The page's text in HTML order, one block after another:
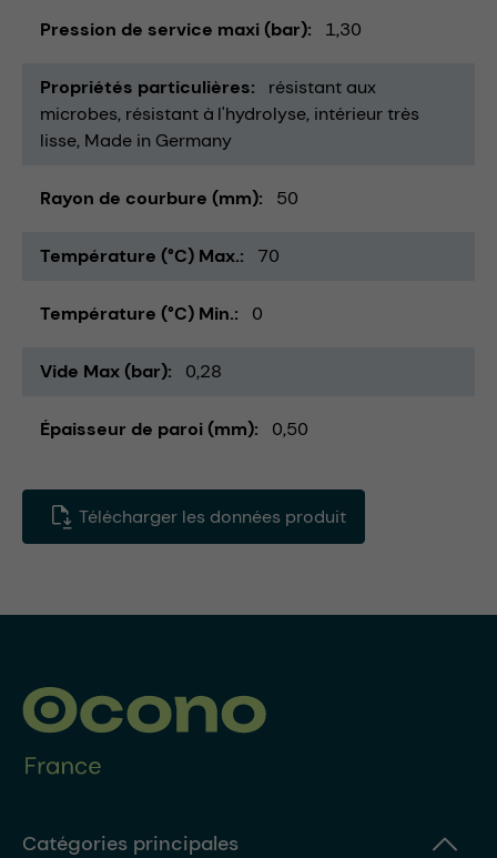
Pression de service maxi (bar) 1,30
Propriétés particulières
résistant aux
microbes résistant à l'hydrolyse intérieur très
lisse Made in Germany
Rayon de courbure (mm) 50
Température (°C) Max. 70
Température (°C) Min. 0
Vide Max (bar) 0,28
Épaisseur de paroi (mm) 0,50
Télécharger les données produit
Catégories principales